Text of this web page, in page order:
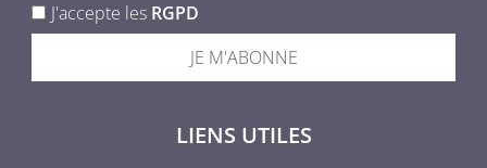
J'accepte les RGPD
JE M'ABONNE
LIENS UTILES